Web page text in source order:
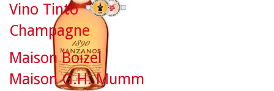
Vino Tinto
Champagne
Maison Boizel
Maison G.H. Mumm